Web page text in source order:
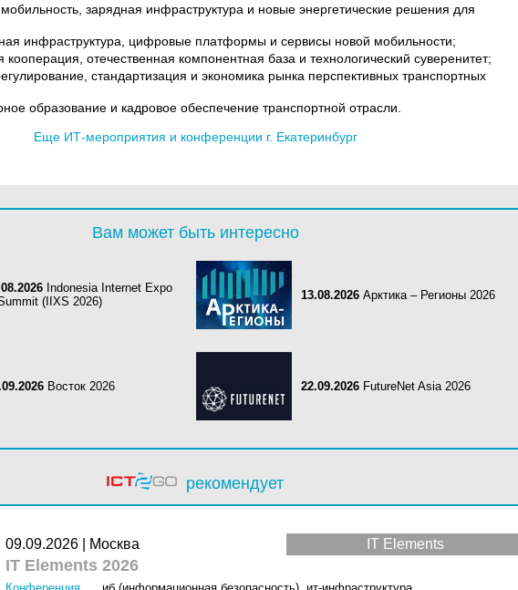
мобильность, зарядная инфраструктура и новые энергетические решения для
инфраструктура, цифровые платформы и сервисы новой мобильности;
отечественная компонентная база и технологический суверенитет;
стандартизация и экономика рынка перспективных транспортных
образование и кадровое обеспечение транспортной отрасли.
Еще ИТ-мероприятия и конференции г. Екатеринбург
Вам может быть интересно
Indonesia Internet Expo
(IIXS 2026)
13.08.2026 Арктика – Регионы 2026
Восток 2026 22.09.2026 FutureNet Asia 2026
рекомендует
IT Elements
09.09.2026 | Москва
IT Elements 2026